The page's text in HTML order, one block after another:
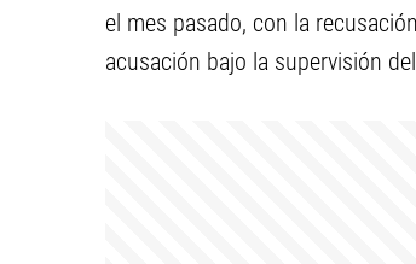
el mes pasado, con la
acusación bajo la supervisión